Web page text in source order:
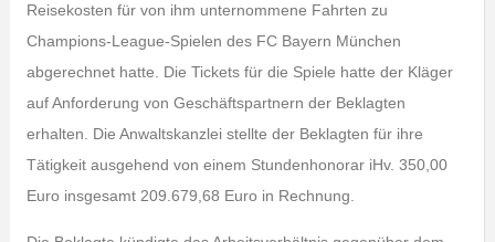
Reisekosten für von ihm unternommene Fahrten zu
Champions-League-Spielen des FC Bayern München
abgerechnet hatte. Die Tickets für die Spiele hatte der Kläger
auf Anforderung von Geschäftspartnern der Beklagten
erhalten. Die Anwaltskanzlei stellte der Beklagten für ihre
Tätigkeit ausgehend von einem Stundenhonorar iHv. 350,00
Euro insgesamt 209.679,68 Euro in Rechnung.